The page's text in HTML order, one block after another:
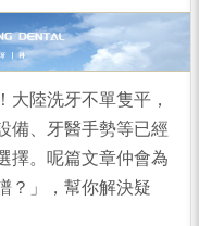
大陸洗牙不單隻平，
備、牙醫手勢等已經
擇。呢篇文章仲會為
？」，幫你解決疑